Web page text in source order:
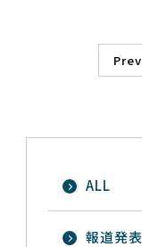
Prev
ALL
報道発表